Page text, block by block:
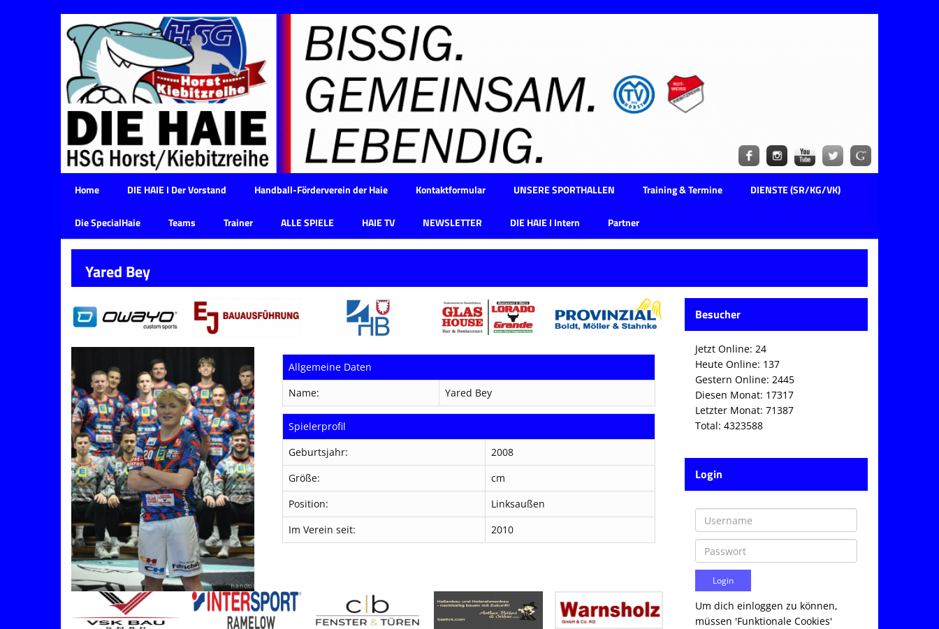
Home DIE HAIE I Der Vorstand Handball-Förderverein der Haie Kontaktformular UNSERE SPORTHALLEN Training & Termine DIENSTE (SR/KG/VK)
Die SpecialHaie Teams Trainer ALLE SPIELE HAIE TV NEWSLETTER DIE HAIE I Intern Partner
Yared Bey
Allgemeine Daten
Name:
Yared Bey
Spielerprofil
Geburtsjahr:
2008
Größe:
cm
Position:
Linksaußen
Im Verein seit:
2010
Besucher
Jetzt Online: 24
Heute Online: 137
Gestern Online: 2445
Diesen Monat: 17317
Letzter Monat: 71387
Total: 4323588
Login
Um dich einloggen zu können,
müssen 'Funktionale Cookies'